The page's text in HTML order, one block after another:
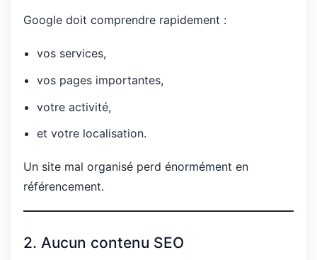
Google doit comprendre rapidement :
vos services,
vos pages importantes,
votre activité,
et votre localisation.
Un site mal organisé perd énormément en
référencement.
2. Aucun contenu SEO